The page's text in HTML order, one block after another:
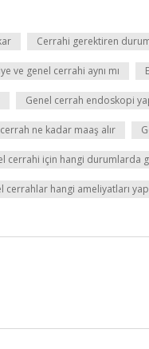
Cerrahi gerektiren
ve genel cerrahi aynı mı
Genel cerrah endoskopi
ne kadar maaş alır
cerrahi için hangi durumlarda
cerrahlar hangi ameliyatları